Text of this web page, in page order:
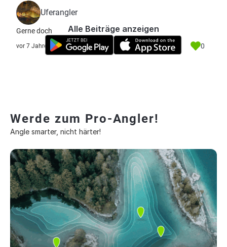
Uferangler
Gerne doch
vor 7 Jahre 0
Alle Beiträge anzeigen
Werde zum Pro-Angler!
Angle smarter, nicht härter!